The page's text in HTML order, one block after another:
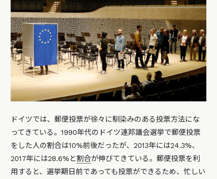
ドイツでは、郵便投票が徐々に馴染みのある投票方法にな
ってきている。1990年代のドイツ連邦議会選挙で郵便投票
をした人の割合は10%前後だったが、2013年には24.3%、
2017年には28.6%と割合が伸びてきている。郵便投票を利
用すると、選挙期日前であっても投票ができるため、忙しい